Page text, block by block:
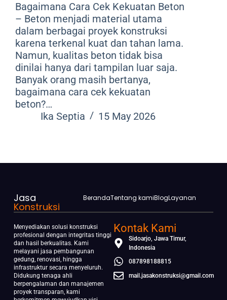
Bagaimana Cara Cek Kekuatan Beton
– Beton menjadi material utama
dalam berbagai proyek konstruksi
karena terkenal kuat dan tahan lama.
Namun, kualitas beton tidak bisa
dinilai hanya dari tampilan luar saja.
Banyak orang masih bertanya,
bagaimana cara cek kekuatan
beton?…
Ika Septia
15 May 2026
Jasa
Konstruksi
BerandaTentang kamiBlogLayanan
Menyediakan solusi konstruksi
profesional dengan integritas tinggi
dan hasil berkualitas. Kami
melayani jasa pembangunan
gedung, renovasi, hingga
infrastruktur secara menyeluruh.
Didukung tenaga ahli
berpengalaman dan manajemen
proyek transparan, kami
Kontak Kami
Sidoarjo, Jawa Timur,
Indonesia
087898188815
mail.jasakonstruksi@gmail.com